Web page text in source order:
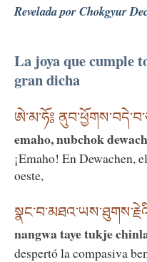
Revelada por Chokgyur
La joya que cumple
gran dicha
ཨེ་མ་ཧོ༔
emaho, nubchok
¡Emaho! En Dewachen,
oeste,
nangwa taye tukje
despertó la compasiva